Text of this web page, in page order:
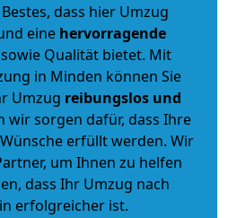
dass hier Umzug
eine hervorragende
sowie Qualität bietet. Mit
in Minden können Sie
Umzug reibungslos und
sorgen dafür, dass Ihre
erfüllt werden. Wir
um Ihnen zu helfen
dass Ihr Umzug nach
erfolgreicher ist.